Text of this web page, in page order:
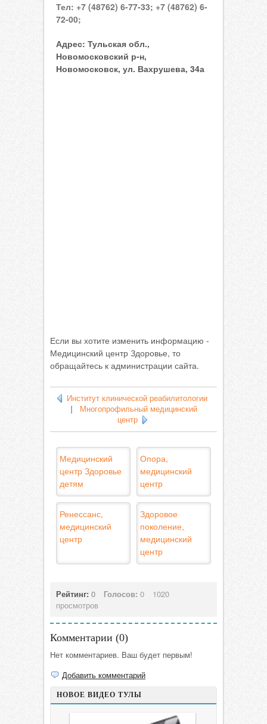
Тел: +7 (48762) 6-77-33; +7 (48762) 6-
72-00;
Адрес: Тульская обл.,
Новомосковский р-н,
Новомосковск, ул. Вахрушева, 34а
Если вы хотите изменить информацию -
Медицинский центр Здоровье, то
обращайтесь к администрации сайта.
Институт клинической реабилитологии
Многопрофильный медицинский
центр
Медицинский
центр Здоровье
детям
Опора,
медицинский
центр
Ренессанс,
медицинский
центр
Здоровое
поколение,
медицинский
центр
Рейтинг: 0 Голосов: 0
1020
просмотров
Комментарии (0)
Нет комментариев. Ваш будет первым!
Добавить комментарий
НОВОЕ ВИДЕО ТУЛЫ